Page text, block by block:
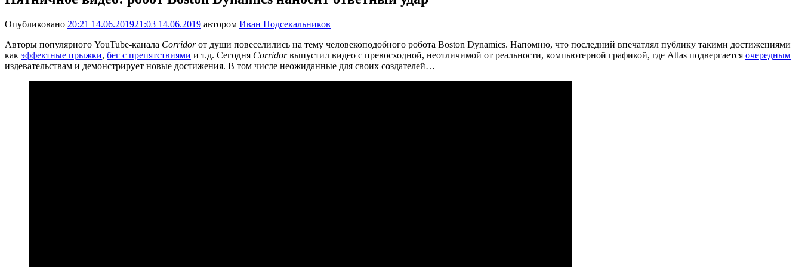
Опубликовано 20:21 14.06.201921:03 14.06.2019 автором Иван Подсекальников
Авторы популярного YouTube-канала Corridorот души повеселились на тему человекоподобного робота Boston Dynamics. Напомню, что последний впечатлял публику такими достижениями
как эффектные прыжки, бег с препятствиями и т.д. Сегодня Corridorвыпустил видео с превосходной, неотличимой от реальности, компьютерной графикой, где Atlas подвергается очередным
издевательствам и демонстрирует новые достижения. В том числе неожиданные для своих создателей…